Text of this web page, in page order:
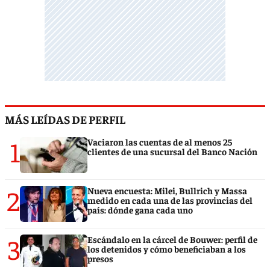
MÁS LEÍDAS DE PERFIL
1
Vaciaron las cuentas de al menos 25
clientes de una sucursal del Banco Nación
2
Nueva encuesta: Milei, Bullrich y Massa
medido en cada una de las provincias del
país: dónde gana cada uno
3
Escándalo en la cárcel de Bouwer: perfil de
los detenidos y cómo beneficiaban a los
presos